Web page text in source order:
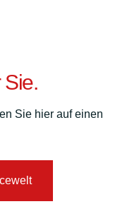
Sie.
Sie hier auf einen